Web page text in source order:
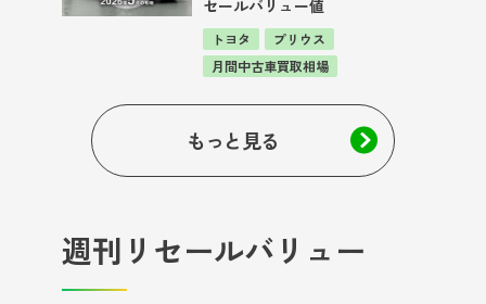
セールバリュー値
トヨタ
プリウス
月間中古車買取相場
もっと見る
週刊リセールバリュー